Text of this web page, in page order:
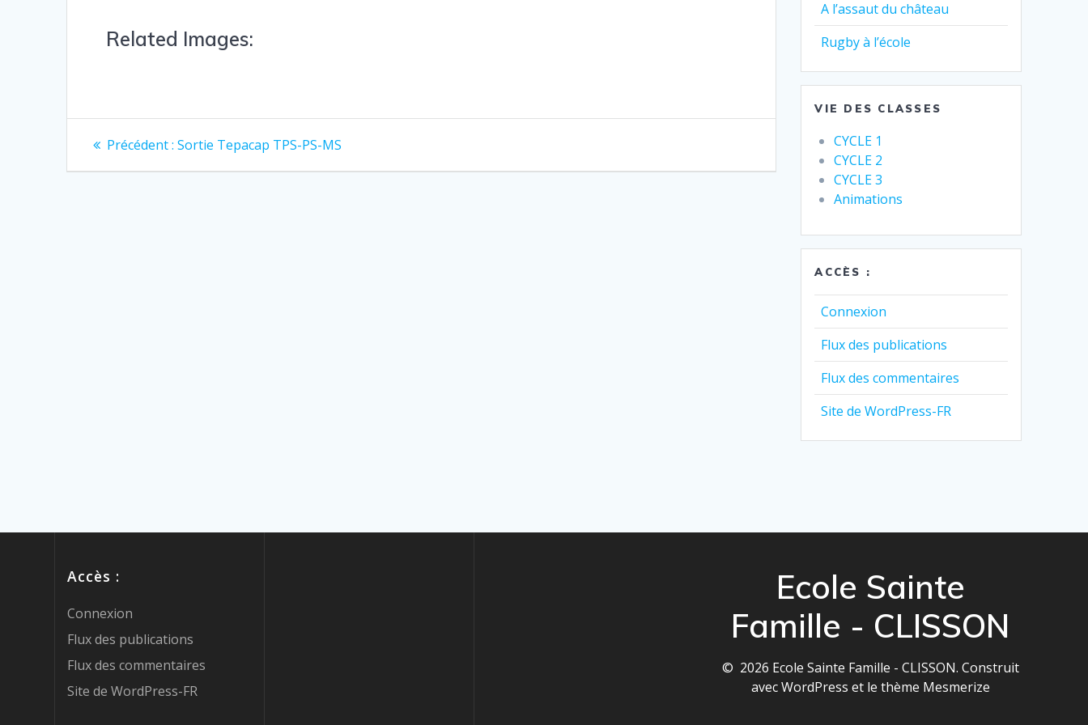
Related Images:
Précédent : Sortie Tepacap TPS-PS-MS
A l’assaut du château
Rugby à l’école
VIE DES CLASSES
CYCLE 1
CYCLE 2
CYCLE 3
Animations
ACCÈS :
Connexion
Flux des publications
Flux des commentaires
Site de WordPress-FR
Accès :
Connexion
Flux des publications
Flux des commentaires
Site de WordPress-FR
Ecole Sainte
Famille - CLISSON
© 2026 Ecole Sainte Famille - CLISSON. Construit
avec WordPress et le thème Mesmerize